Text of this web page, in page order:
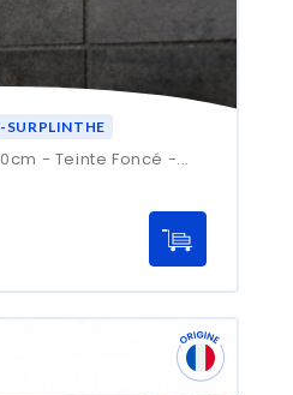
- Teinte Foncé -...